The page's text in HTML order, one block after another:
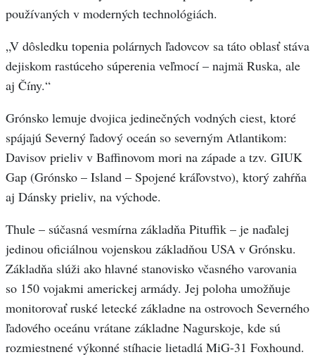
používaných v moderných technológiách.
„V dôsledku topenia polárnych ľadovcov sa táto oblasť stáva
dejiskom rastúceho súperenia veľmocí – najmä Ruska, ale
aj Číny.“
Grónsko lemuje dvojica jedinečných vodných ciest, ktoré
spájajú Severný ľadový oceán so severným Atlantikom:
Davisov prieliv v Baffinovom mori na západe a tzv. GIUK
Gap (Grónsko – Island – Spojené kráľovstvo), ktorý zahŕňa
aj Dánsky prieliv, na východe.
Thule – súčasná vesmírna základňa Pituffik – je naďalej
jedinou oficiálnou vojenskou základňou USA v Grónsku.
Základňa slúži ako hlavné stanovisko včasného varovania
so 150 vojakmi americkej armády. Jej poloha umožňuje
monitorovať ruské letecké základne na ostrovoch Severného
ľadového oceánu vrátane základne Nagurskoje, kde sú
rozmiestnené výkonné stíhacie lietadlá MiG-31 Foxhound.